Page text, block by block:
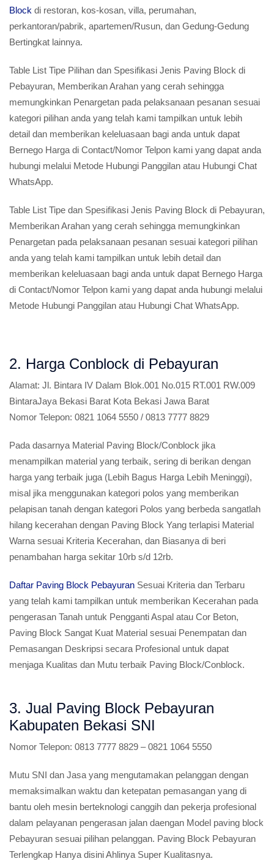
Block di restoran, kos-kosan, villa, perumahan,
perkantoran/pabrik, apartemen/Rusun, dan Gedung-Gedung
Bertingkat lainnya.
Table List Tipe Pilihan dan Spesifikasi Jenis Paving Block di
Pebayuran, Memberikan Arahan yang cerah sehingga
memungkinkan Penargetan pada pelaksanaan pesanan sesuai
kategori pilihan anda yang telah kami tampilkan untuk lebih
detail dan memberikan keleluasaan bagi anda untuk dapat
Bernego Harga di Contact/Nomor Telpon kami yang dapat anda
hubungi melalui Metode Hubungi Panggilan atau Hubungi Chat
WhatsApp.
Table List Tipe dan Spesifikasi Jenis Paving Block di Pebayuran,
Memberikan Arahan yang cerah sehingga memungkinkan
Penargetan pada pelaksanaan pesanan sesuai kategori pilihan
anda yang telah kami tampilkan untuk lebih detail dan
memberikan keleluasaan bagi anda untuk dapat Bernego Harga
di Contact/Nomor Telpon kami yang dapat anda hubungi melalui
Metode Hubungi Panggilan atau Hubungi Chat WhatsApp.
2. Harga Conblock di Pebayuran
Alamat: Jl. Bintara IV Dalam Blok.001 No.015 RT.001 RW.009
BintaraJaya Bekasi Barat Kota Bekasi Jawa Barat
Nomor Telepon: 0821 1064 5550 / 0813 7777 8829
Pada dasarnya Material Paving Block/Conblock jika
menampilkan material yang terbaik, sering di berikan dengan
harga yang terbaik juga (Lebih Bagus Harga Lebih Meninggi),
misal jika menggunakan kategori polos yang memberikan
pelapisan tanah dengan kategori Polos yang berbeda sangatlah
hilang kecerahan dengan Paving Block Yang terlapisi Material
Warna sesuai Kriteria Kecerahan, dan Biasanya di beri
penambahan harga sekitar 10rb s/d 12rb.
Daftar Paving Block Pebayuran Sesuai Kriteria dan Terbaru
yang telah kami tampilkan untuk memberikan Kecerahan pada
pengerasan Tanah untuk Pengganti Aspal atau Cor Beton,
Paving Block Sangat Kuat Material sesuai Penempatan dan
Pemasangan Deskripsi secara Profesional untuk dapat
menjaga Kualitas dan Mutu terbaik Paving Block/Conblock.
3. Jual Paving Block Pebayuran
Kabupaten Bekasi SNI
Nomor Telepon: 0813 7777 8829 – 0821 1064 5550
Mutu SNI dan Jasa yang mengutamakan pelanggan dengan
memaksimalkan waktu dan ketepatan pemasangan yang di
bantu oleh mesin berteknologi canggih dan pekerja profesional
dalam pelayanan pengerasan jalan daengan Model paving block
Pebayuran sesuai pilihan pelanggan. Paving Block Pebayuran
Terlengkap Hanya disini Ahlinya Super Kualitasnya.